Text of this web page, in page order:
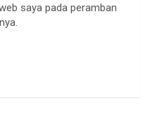
saya pada peramban